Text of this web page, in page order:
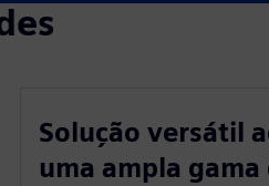
Solução versátil
uma ampla gama